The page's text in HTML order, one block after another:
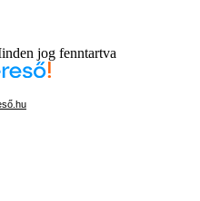
jog fenntartva